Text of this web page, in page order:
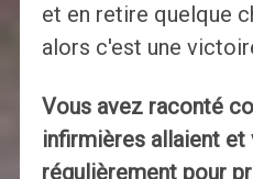
et en retire quelque
alors c'est une
Vous avez raconté
infirmières allaient et
régulièrement pour